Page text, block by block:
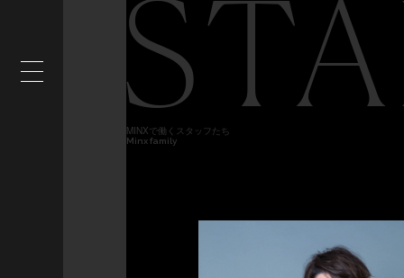
MINXで働くスタッフたち
Minx family